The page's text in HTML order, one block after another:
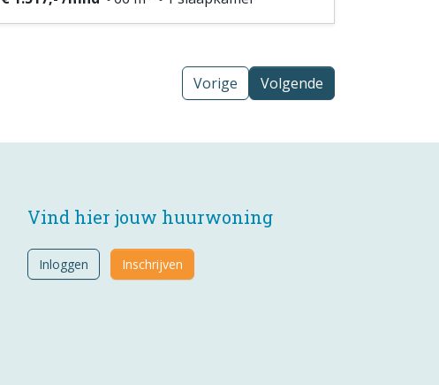
Vorige Volgende
Vind hier jouw huurwoning
Inloggen Inschrijven